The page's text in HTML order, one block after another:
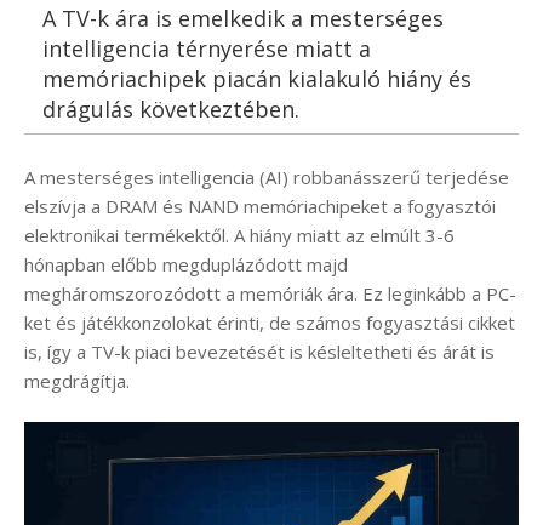
A TV-k ára is emelkedik a mesterséges
intelligencia térnyerése miatt a
memóriachipek piacán kialakuló hiány és
drágulás következtében.
A mesterséges intelligencia (AI) robbanásszerű terjedése
elszívja a DRAM és NAND memóriachipeket a fogyasztói
elektronikai termékektől. A hiány miatt az elmúlt 3-6
hónapban előbb megduplázódott majd
megháromszorozódott a memóriák ára. Ez leginkább a PC-
ket és játékkonzolokat érinti, de számos fogyasztási cikket
is, így a TV-k piaci bevezetését is késleltetheti és árát is
megdrágítja.